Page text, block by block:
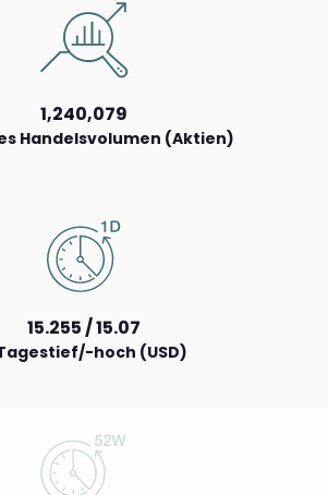
1,240,079
Handelsvolumen (Aktien)
15.255 / 15.07
hoch (USD)